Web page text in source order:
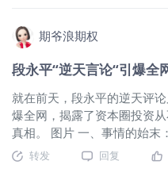
在上一篇文章中，我用链上
击”走向“制度化变量” 霍尔
阻，影响的就不只是中东局
和通胀预期。 伊朗推出以比
市场对风险长期化的判断。
会被封、冲突会不会缓和；
即便通行逐步恢复，也可能
系下恢复。 这会让油价里的
期爷浪期权
段永平“逆天言论“引爆全
就在前天，段永平的逆天评
爆全网，揭露了资本圈投资
真相。 图片 一、事情的始末
的朋友，早年跟着乔布斯，拿
本几分钱 / 几毛钱的苹果股票
转发 回复